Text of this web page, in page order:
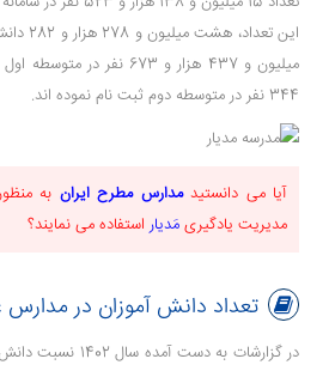
این
344 نفر در متوسطه دوم ثبت نام نموده اند.
آیا می دانستیدمدارس مطرح ایران به
مدیریت یادگیری مَدیار استفاده می نمایند؟
تعداد دانش آموزان در مدارس
در گزارشات به دست